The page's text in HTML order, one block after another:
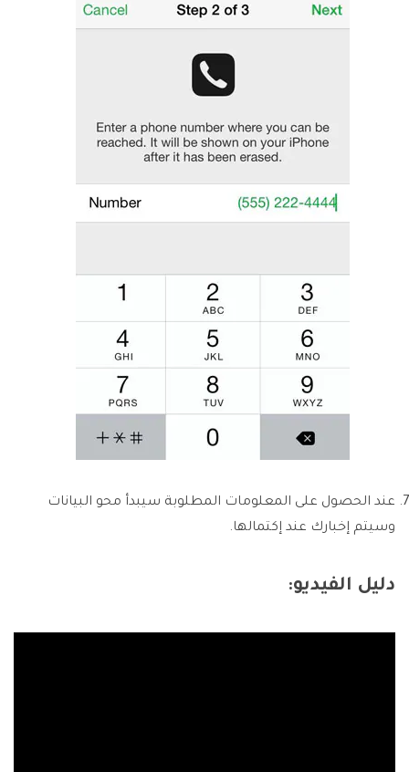
عند الحصول على المعلومات المطلوبة سيبدأ محو البيانات
وسيتم إخبارك عند إكتمالها.
دليل الفيديو: